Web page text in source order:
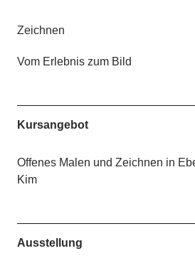
Zeichnen
Vom Erlebnis zum Bild
Kursangebot
Offenes Malen und Zeichnen in
Kim
Ausstellung